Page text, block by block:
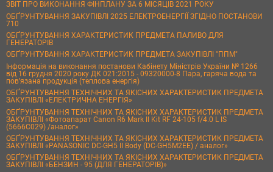
ЗВІТ ПРО ВИКОНАННЯ ФІНПЛАНУ ЗА 6 МІСЯЦІВ 2021 РОКУ
ОБҐРУНТУВАННЯ ЗАКУПІВЛІ 2025 ЕЛЕКТРОЕНЕРГІЇ ЗГІДНО ПОСТАНОВИ
710
ОБҐРУНТУВАННЯ ХАРАКТЕРИСТИК ПРЕДМЕТА ПАЛИВО ДЛЯ
ГЕНЕРАТОРІВ
ОБҐРУНТУВАННЯ ХАРАКТЕРИСТИК ПРЕДМЕТА ЗАКУПІВЛІ "ППМ"
Інформація на виконання постанови Кабінету Міністрів України № 1266
від 16 грудня 2020 року ДК 021:2015 - 09320000-8 Пара, гаряча вода та
пов’язана продукція (теплова енергія)
ОБҐРУНТУВАННЯ ТЕХНІЧНИХ ТА ЯКІСНИХ ХАРАКТЕРИСТИК ПРЕДМЕТА
ЗАКУПІВЛІ «ЕЛЕКТРИЧНА ЕНЕРГІЯ»
ОБҐРУНТУВАННЯ ТЕХНІЧНИХ ТА ЯКІСНИХ ХАРАКТЕРИСТИК ПРЕДМЕТА
ЗАКУПІВЛІ «Фотоапарат Canon R6 Mark II Kit RF 24-105 f/4.0 L IS
(5666C029) /аналог»
ОБҐРУНТУВАННЯ ТЕХНІЧНИХ ТА ЯКІСНИХ ХАРАКТЕРИСТИК ПРЕДМЕТА
ЗАКУПІВЛІ «PANASONIC DC-GH5 II Body (DC-GH5M2EE) / аналог»
ОБҐРУНТУВАННЯ ТЕХНІЧНИХ ТА ЯКІСНИХ ХАРАКТЕРИСТИК ПРЕДМЕТА
ЗАКУПІВЛІ «БЕНЗИН - 95 (ДЛЯ ГЕНЕРАТОРІВ)»